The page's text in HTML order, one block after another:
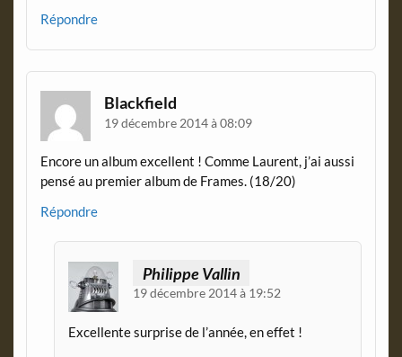
Répondre
Blackfield
19 décembre 2014 à 08:09
Encore un album excellent ! Comme Laurent, j’ai aussi
pensé au premier album de Frames. (18/20)
Répondre
Philippe Vallin
19 décembre 2014 à 19:52
Excellente surprise de l’année, en effet !